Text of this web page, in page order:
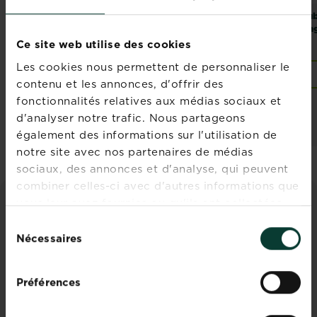
Ce site web utilise des cookies
Les cookies nous permettent de personnaliser le
contenu et les annonces, d'offrir des
fonctionnalités relatives aux médias sociaux et
d'analyser notre trafic. Nous partageons
également des informations sur l'utilisation de
notre site avec nos partenaires de médias
sociaux, des annonces et d'analyse, qui peuvent
combiner celles-ci avec d'autres informations que
vous leur avez fournies ou qu'ils ont collectées
duNécessaires
Préférences
Substral®Terreau
Tourbe
Points de vente
Substral®
Sans Tourbe
Points de vente
CONSEILS ET INSPIRATIONS
Découvrez tous les articles